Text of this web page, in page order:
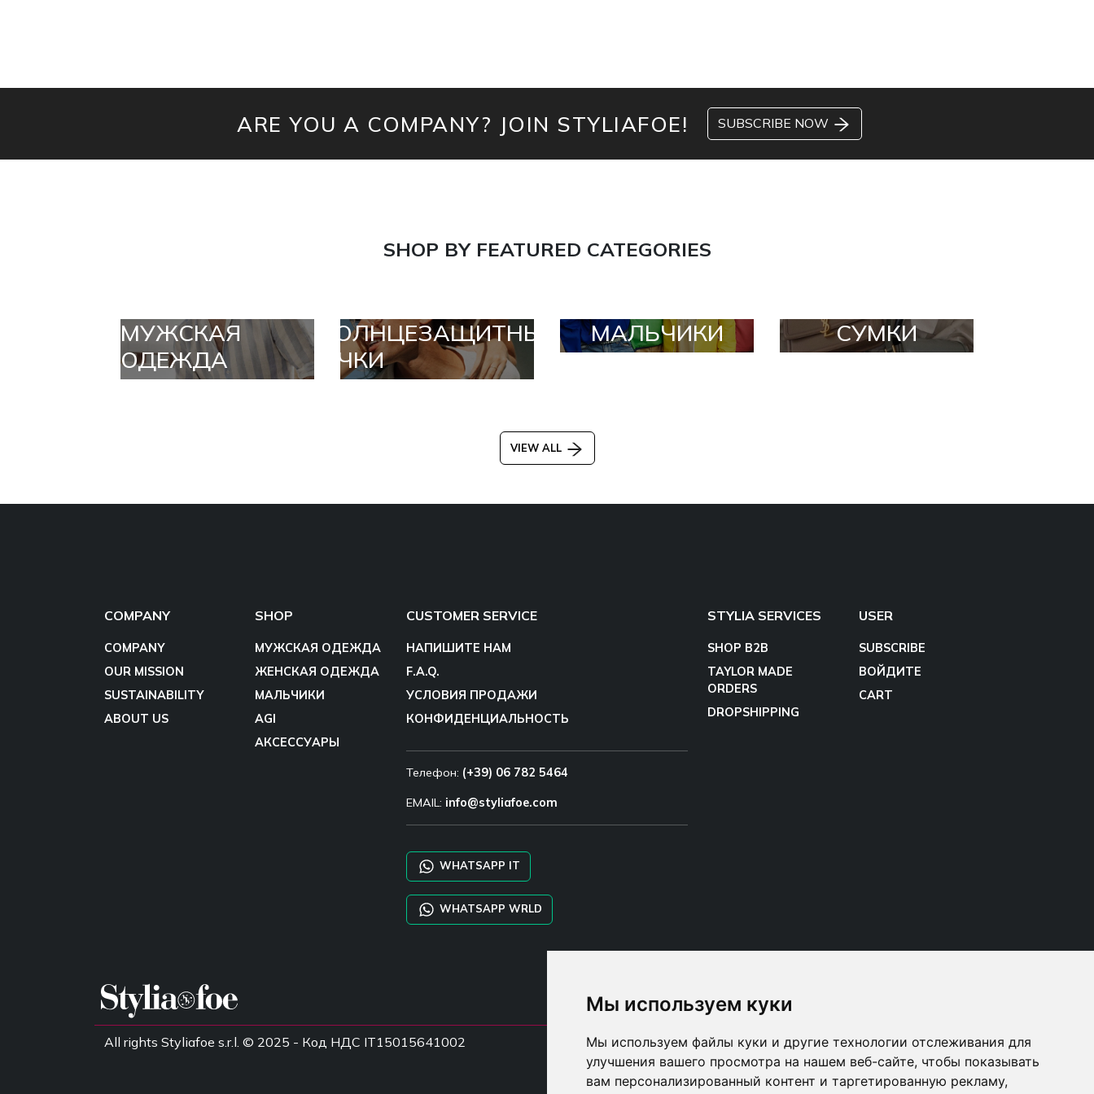
Мы используем куки
Мы используем файлы куки и другие технологии отслеживания для
улучшения вашего просмотра на нашем веб-сайте, чтобы показывать
вам персонализированный контент и таргетированную рекламу,
ARE YOU A COMPANY? JOIN STYLIAFOE! SUBSCRIBE NOW
SHOP BY FEATURED CATEGORIES
МУЖСКАЯ
ОДЕЖДА
СОЛНЦЕЗАЩИТНЫЕ
ОЧКИ
МАЛЬЧИКИ СУМКИ
VIEW ALL
COMPANY
COMPANY
OUR MISSION
SUSTAINABILITY
ABOUT US
SHOP
МУЖСКАЯ ОДЕЖДА
ЖЕНСКАЯ ОДЕЖДА
МАЛЬЧИКИ
AGI
АКСЕССУАРЫ
CUSTOMER SERVICE
НАПИШИТЕ НАМ
F.A.Q.
УСЛОВИЯ ПРОДАЖИ
КОНФИДЕНЦИАЛЬНОСТЬ
Телефон: (+39) 06 782 5464
EMAIL: info@styliafoe.com
WHATSAPP IT
WHATSAPP WRLD
STYLIA SERVICES
SHOP B2B
TAYLOR MADE
ORDERS
DROPSHIPPING
USER
SUBSCRIBE
ВОЙДИТЕ
CART
All rights Styliafoe s.r.l. © 2025 - Код НДС IT15015641002 Follow us